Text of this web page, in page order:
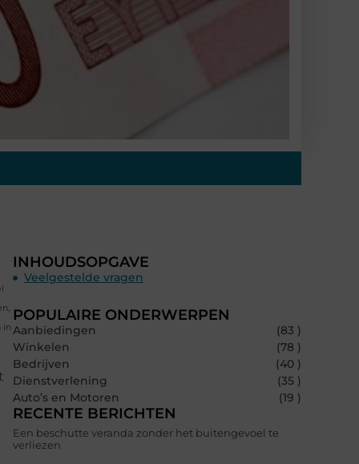
in
INHOUDSOPGAVE
Veelgestelde vragen
POPULAIRE ONDERWERPEN
Aanbiedingen
(83 )
Winkelen
(78 )
Bedrijven
(40 )
Dienstverlening
(35 )
Auto’s en Motoren
(19 )
RECENTE BERICHTEN
Een beschutte veranda zonder het buitengevoel te
verliezen